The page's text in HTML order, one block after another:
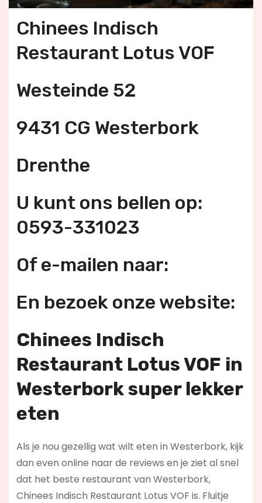
Chinees Indisch
Restaurant Lotus VOF
Westeinde 52
9431 CG Westerbork
Drenthe
U kunt ons bellen op:
0593-331023
Of e-mailen naar:
En bezoek onze website:
Chinees Indisch
Restaurant Lotus VOF in
Westerbork super lekker
eten
Als je nou gezellig wat wilt eten in Westerbork, kijk
dan even online naar de reviews en je ziet al snel
dat het beste restaurant van Westerbork,
Chinees Indisch Restaurant Lotus VOF is. Fluitje